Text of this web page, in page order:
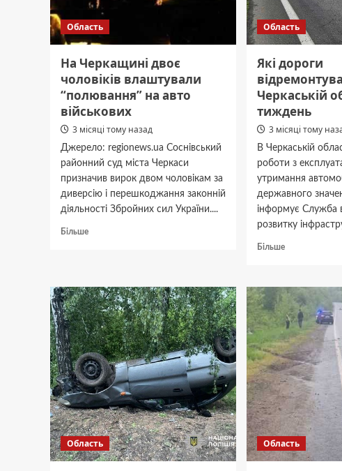
Область
На Черкащині двоє
чоловіків влаштували
“полювання” на авто
військових
3 місяці тому назад
Джерело: regionews.ua Соснівський
районний суд міста Черкаси
призначив вирок двом чоловікам за
диверсію і перешкоджання законній
діяльності Збройних сил України....
БільшеДокладніше
чоловіків
влаштували
“полювання”
на
авто
військових
Область
Які дороги
Черкаській
тиждень
3 місяці тому
В Черкаській
роботи з
утримання
державного
інформує Служба
розвитку
БільшеДокладніше
у
Черкаській
області
за
тиждень
Область Область